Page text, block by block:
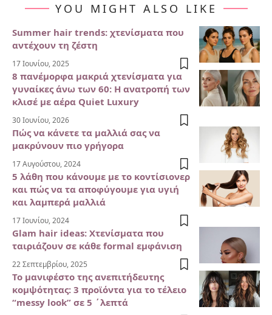
YOU MIGHT ALSO LIKE
Summer hair trends: χτενίσματα που
αντέχουν τη ζέστη
17 Ιουνίου, 2025
8 πανέμορφα μακριά χτενίσματα για
γυναίκες άνω των 60: Η ανατροπή των
κλισέ με αέρα Quiet Luxury
30 Ιουνίου, 2026
Πώς να κάνετε τα μαλλιά σας να
μακρύνουν πιο γρήγορα
17 Αυγούστου, 2024
5 λάθη που κάνουμε με το κοντίσιονερ
και πώς να τα αποφύγουμε για υγιή
και λαμπερά μαλλιά
17 Ιουνίου, 2024
Glam hair ideas: Χτενίσματα που
ταιριάζουν σε κάθε formal εμφάνιση
22 Σεπτεμβρίου, 2025
Το μανιφέστο της ανεπιτήδευτης
κομψότητας: 3 προϊόντα για το τέλειο
“messy look” σε 5 ΄λεπτά